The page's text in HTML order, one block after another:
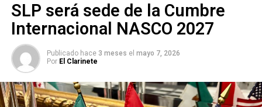
SLP será sede de la Cumbre
Internacional NASCO 2027
Publicado hace 3 meses el mayo 7, 2026
Por El Clarinete